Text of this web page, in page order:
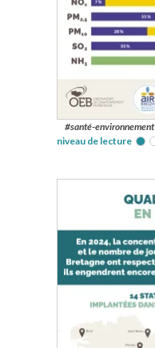
#santé-environnement
niveau de lecture